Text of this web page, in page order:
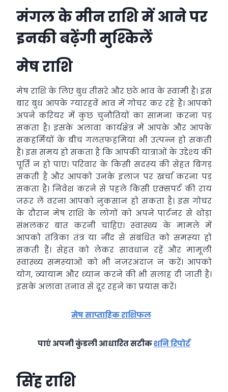
मंगल के मीन राशि में आने पर
इनकी बढ़ेंगी मुश्किलें
मेष राशि
मेष राशि के लिए बुध तीसरे और छठे भाव के स्‍वामी हैं। इस
बार बुध आपके ग्‍यारहवें भाव में गोचर कर रहे हैं। आपको
अपने करियर में कुछ चुनौतियों का सामना करना पड़
सकता है। इसके अलावा कार्यक्षेत्र में आपके और आपके
सकहर्मियों के बीच गलतफहमियां भी उत्‍पन्‍न हो सकती
हैं। इस समय हो सकता है कि आपकी यात्राओं के उद्देश्‍य की
पूर्ति न हो पाए। परिवार के किसी सदस्‍य की सेहत बिगड़
सकती है और आपको उनके इलाज पर खर्चा करना पड़
सकता है। निवेश करने से पहले किसी एक्‍सपर्ट की राय
जरूर लें वरना आपको नुकसान हो सकता है। इस गोचर
के दौरान मेष राशि के लोगों को अपने पार्टनर से थोड़ा
संभलकर बात करनी चाहिए। स्‍वास्‍थ्‍य के मामले में
आपको तंत्रिका तंत्र या नींद से संबंधित को समस्‍या हो
सकती हैं। सेहत को लेकर सावधान रहें और मामूली
स्‍वास्‍थ्‍य समस्‍याओं को भी नज़रअंदाज़ न करें। आपको
योग, व्‍यायाम और ध्‍यान करने की भी सलाह दी जाती है।
इसके अलावा तनाव से दूर रहने का प्रयास करें।
मेष साप्ताहिक राशिफल
पाएं अपनी कुंडली आधारित सटीकशनि रिपोर्ट
सिंह राशि